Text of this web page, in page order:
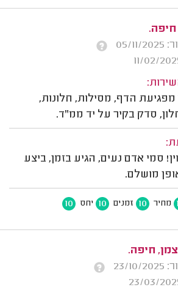
חיפה.
2025
מפגיעת הדף, מסילות, חלונות,
סדק בקיר על יד ממ"ד.
סמי אדם נעים, הגיע בזמן, ביצע
מושלם.
מחיר 10 זמנים 10 יחס 10
חיפה.
2025